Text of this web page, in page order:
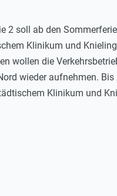
2 soll ab den
Klinikum und
wollen die
wieder aufnehmen.
Klinikum und